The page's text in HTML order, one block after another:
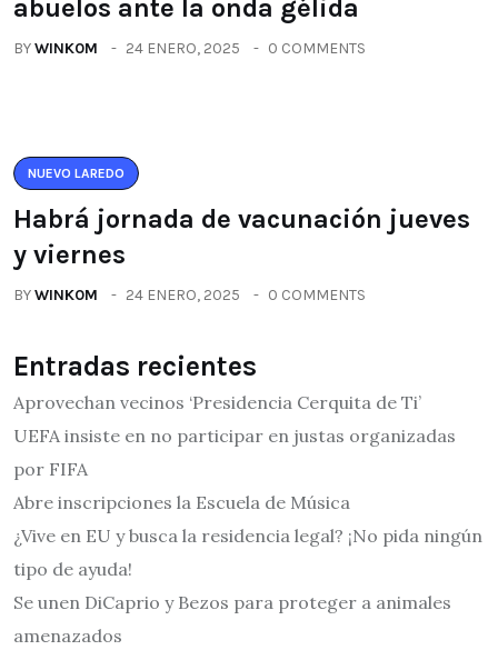
abuelos ante la onda gélida
BYWINK0M 24 ENERO, 2025 0 COMMENTS
NUEVO LAREDO
Habrá jornada de vacunación jueves
y viernes
BYWINK0M 24 ENERO, 2025 0 COMMENTS
Entradas recientes
Aprovechan vecinos ‘Presidencia Cerquita de Ti’
UEFA insiste en no participar en justas organizadas
por FIFA
Abre inscripciones la Escuela de Música
¿Vive en EU y busca la residencia legal? ¡No pida ningún
tipo de ayuda!
Se unen DiCaprio y Bezos para proteger a animales
amenazados